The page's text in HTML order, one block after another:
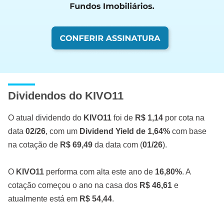
Dividendos do KIVO11
O atual dividendo do KIVO11 foi de R$ 1,14 por cota na
data 02/26, com um Dividend Yield de 1,64% com base
na cotação de R$ 69,49 da data com (01/26).
O KIVO11 performa com alta este ano de 16,80%. A
cotação começou o ano na casa dos R$ 46,61 e
atualmente está em R$ 54,44.